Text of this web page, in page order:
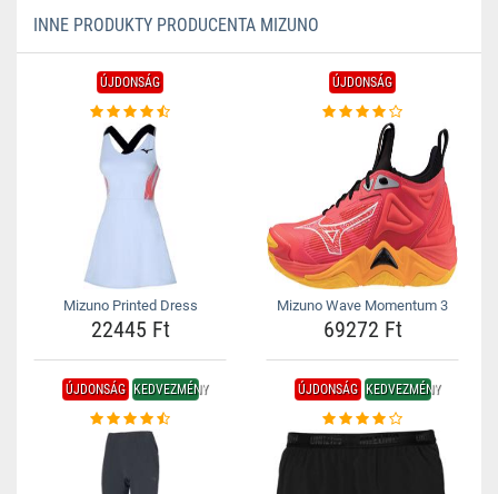
INNE PRODUKTY PRODUCENTA MIZUNO
ÚJDONSÁG
Mizuno Printed Dress
22445 Ft
ÚJDONSÁG
Mizuno Wave Momentum 3
69272 Ft
ÚJDONSÁG KEDVEZMÉNY ÚJDONSÁG KEDVEZMÉNY